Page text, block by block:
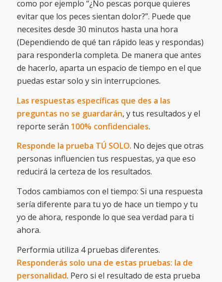
como por ejemplo “¿No pescas porque quieres
evitar que los peces sientan dolor?”. Puede que
necesites desde 30 minutos hasta una hora
(Dependiendo de qué tan rápido leas y respondas)
para responderla completa. De manera que antes
de hacerlo, aparta un espacio de tiempo en el que
puedas estar solo y sin interrupciones.
Las respuestas específicas que des a las
preguntas no se guardarán, y tus resultados y el
reporte serán 100% confidenciales.
Responde la prueba TÚ SOLO. No dejes que otras
personas influencien tus respuestas, ya que eso
reducirá la certeza de los resultados.
Todos cambiamos con el tiempo: Si una respuesta
sería diferente para tu yo de hace un tiempo y tu
yo de ahora, responde lo que sea verdad para ti
ahora.
Performia utiliza 4 pruebas diferentes.
Responderás solo una de estas pruebas: la de
personalidad. Pero si el resultado de esta prueba